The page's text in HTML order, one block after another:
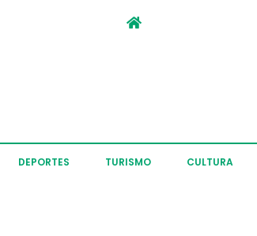
DEPORTES TURISMO CULTURA